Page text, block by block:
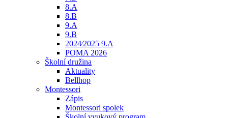
8.A
8.B
9.A
9.B
2024⁄2025 9.A
POMA 2026
Školní družina
Aktuality
Bellhop
Montessori
Zápis
Montessori spolek